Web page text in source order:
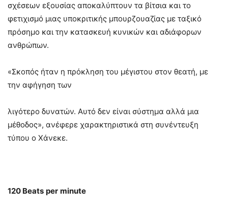
σχέσεων εξουσίας αποκαλύπτουν τα βίτσια και το
φετιχισμό μιας υποκριτικής μπουρζουαζίας με ταξικό
πρόσημο και την κατασκευή κυνικών και αδιάφορων
ανθρώπων.
«Σκοπός ήταν η πρόκληση του μέγιστου στον θεατή, με
την αφήγηση των
λιγότερο δυνατών. Αυτό δεν είναι σύστημα αλλά μια
μέθοδος», ανέφερε χαρακτηριστικά στη συνέντευξη
τύπου ο Χάνεκε.
120 Beats per minute